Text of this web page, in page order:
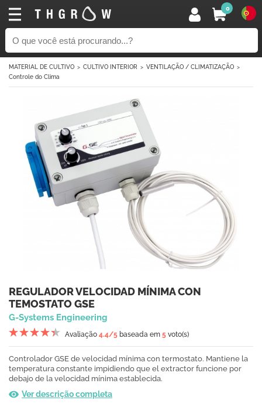
0
MATERIAL DE CULTIVO CULTIVO INTERIOR
VENTILAÇÃO / CLIMATIZAÇÃO
Controle do Clima
REGULADOR VELOCIDAD MÍNIMA CON
TEMOSTATO GSE
G-Systems Engineering
Avaliação 4.4/5 baseada em 5 voto(s)
Controlador GSE de velocidad mínima con termostato. Mantiene la
temperatura constante impidiendo que el extractor funcione por
debajo de la velocidad mínima establecida.
Ver descrição completa